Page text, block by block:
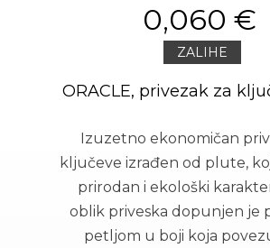
0,060 €
ZALIHE
ORACLE, privezak za
Izuzetno ekonomičan
ključeve izrađen od plute,
prirodan i ekološki
oblik priveska dopunjen je
petljom u boji koja